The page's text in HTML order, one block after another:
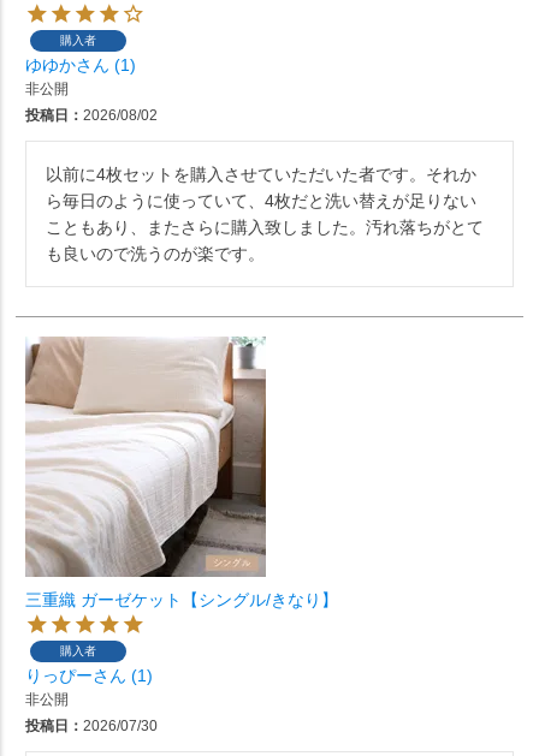
購入者
ゆゆか 1
非公開
投稿日
2026/08/02
以前に4枚セットを購入させていただいた者です。それか
ら毎日のように使っていて、4枚だと洗い替えが足りない
こともあり、またさらに購入致しました。汚れ落ちがとて
も良いので洗うのが楽です。
三重織 ガーゼケット【シングル/きなり】
購入者
りっぴー 1
非公開
投稿日
2026/07/30